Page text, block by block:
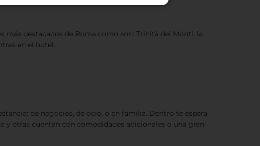
más destacados de Roma como son: Trinità dei Monti, la
en el hotel.
de negocios, de ocio, o en familia. Dentro te espera
y otras cuentan con comodidades adicionales o una gran